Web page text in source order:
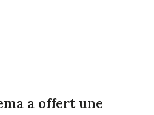
a offert une